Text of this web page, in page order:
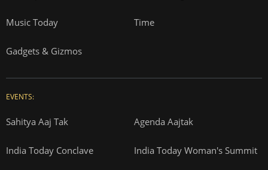
Music Today Time
Gadgets & Gizmos
EVENTS:
Sahitya Aaj Tak Agenda Aajtak
India Today Conclave India Today Woman's Summit